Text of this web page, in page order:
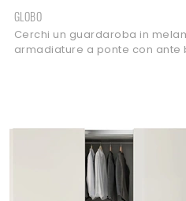
GLOBO
Cerchi un guardaroba in
armadiature a ponte con ante